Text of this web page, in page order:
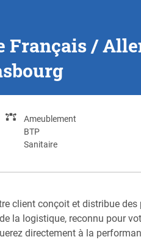
/
Ameublement
BTP
Sanitaire
client conçoit et distribue
la logistique, reconnu pour
directement à la